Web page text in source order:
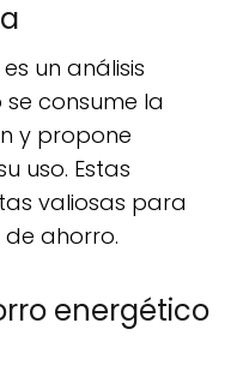
consume la
y propone
uso. Estas
valiosas para
ahorro.
energético